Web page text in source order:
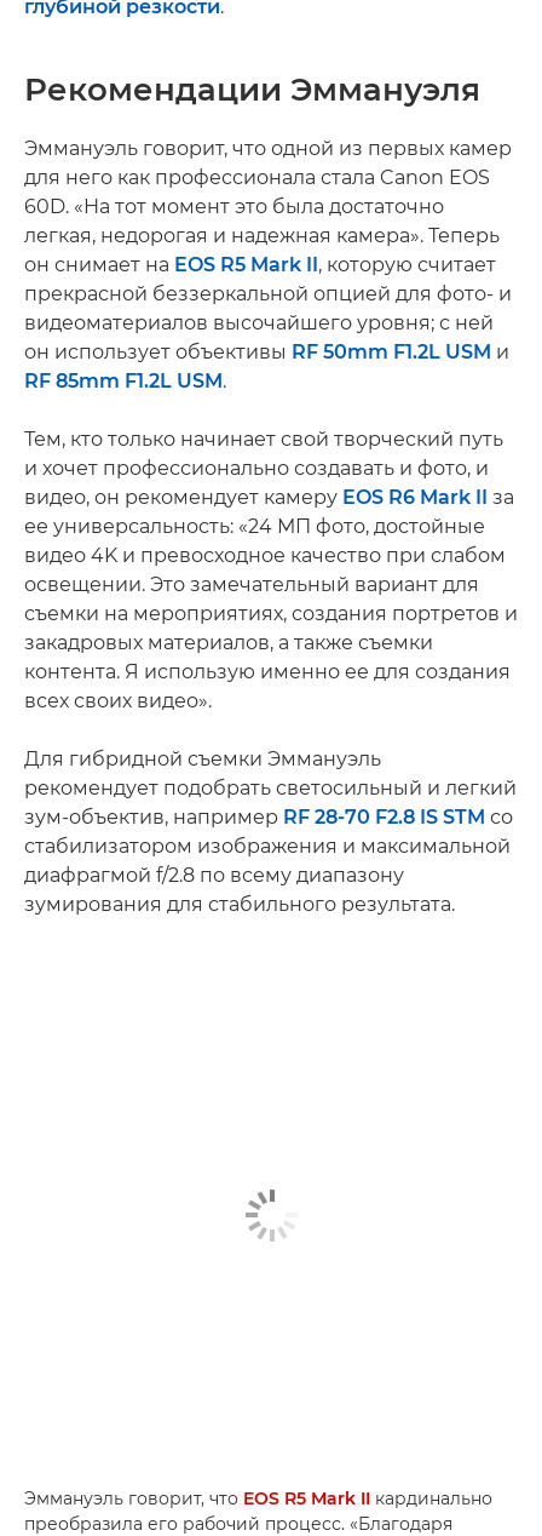
глубиной резкости.
Рекомендации Эммануэля
Эммануэль говорит, что одной из первых камер
для него как профессионала стала Canon EOS
60D. «На тот момент это была достаточно
легкая, недорогая и надежная камера». Теперь
он снимает на EOS R5 Mark II, которую считает
прекрасной беззеркальной опцией для фото- и
видеоматериалов высочайшего уровня; с ней
он использует объективы RF 50mm F1.2L USM и
RF 85mm F1.2L USM.
Тем, кто только начинает свой творческий путь
и хочет профессионально создавать и фото, и
видео, он рекомендует камеру EOS R6 Mark II за
ее универсальность: «24 МП фото, достойные
видео 4K и превосходное качество при слабом
освещении. Это замечательный вариант для
съемки на мероприятиях, создания портретов и
закадровых материалов, а также съемки
контента. Я использую именно ее для создания
всех своих видео».
Для гибридной съемки Эммануэль
рекомендует подобрать светосильный и легкий
зум-объектив, например RF 28-70 F2.8 IS STM со
стабилизатором изображения и максимальной
диафрагмой f/2.8 по всему диапазону
зумирования для стабильного результата.
Эммануэль говорит, что EOS R5 Mark II кардинально
преобразила его рабочий процесс. «Благодаря